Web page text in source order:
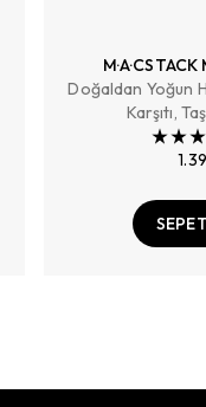
Doğaldan Yoğun
Karşıtı,